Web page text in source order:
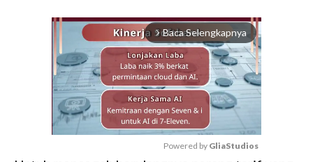
arrow_forward_ios Baca Selengkapnya
Powered by GliaStudios